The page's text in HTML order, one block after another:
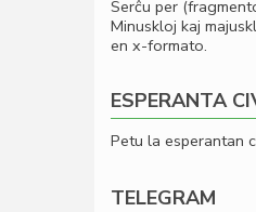
Serĉu per
Minuskloj kaj
en x-formato.
ESPERANTA
Petu la esperantan
TELEGRAM